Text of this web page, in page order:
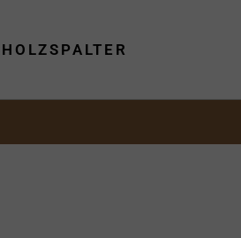
HOLZSPALTER